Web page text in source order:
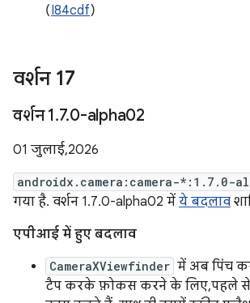
(I84cdf)
वर्शन 17
वर्शन 1.7.0-alpha02
01 जुलाई, 2026
androidx.camera:camera-*:1.7.0-
गया है. वर्शन 1.7.0-alpha02 में ये बदलाव
एपीआई में हुए बदलाव
CameraXViewfinder में अब पिंच
टैप करके फ़ोकस करने के लिए, पहले